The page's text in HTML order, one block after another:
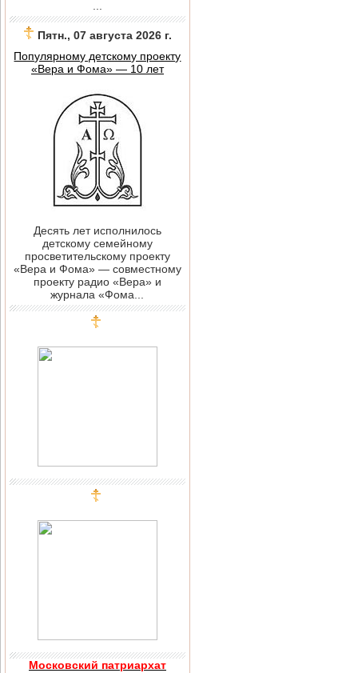
Пятн., 07 августа 2026 г.
Популярному детскому проекту
«Вера и Фома» — 10 лет
Десять лет исполнилось
детскому семейному
просветительскому проекту
«Вера и Фома» — совместному
проекту радио «Вера» и
журнала «Фома...
Московский патриархат